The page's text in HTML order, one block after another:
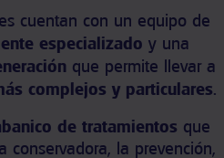
cuentan con un equipo de
especializado y una
que permite llevar a
complejos y particulares.
de tratamientos que
conservadora, la prevención,